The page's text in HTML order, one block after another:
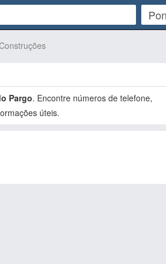
Pargo. Encontre números de telefone,
úteis.